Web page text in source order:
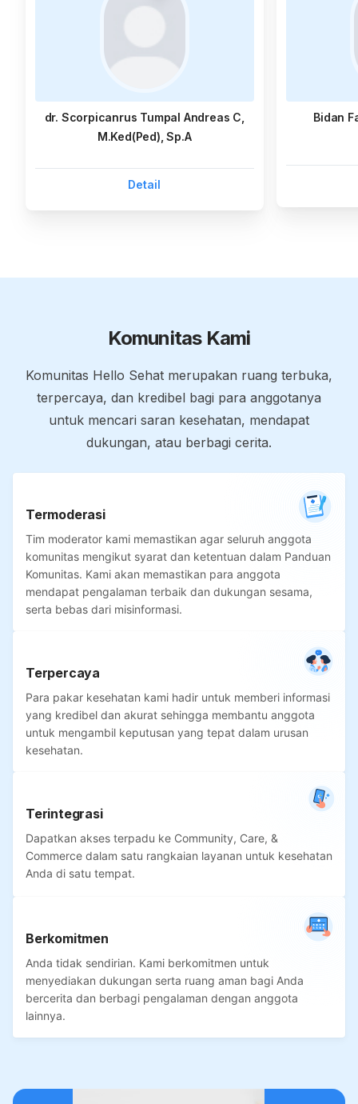
dr. Scorpicanrus Tumpal Andreas C,
M.Ked(Ped), Sp.A
Detail
Bidan
Komunitas Kami
Komunitas Hello Sehat merupakan ruang terbuka,
terpercaya, dan kredibel bagi para anggotanya
untuk mencari saran kesehatan, mendapat
dukungan, atau berbagi cerita.
Termoderasi
Tim moderator kami memastikan agar seluruh anggota
komunitas mengikut syarat dan ketentuan dalam Panduan
Komunitas. Kami akan memastikan para anggota
mendapat pengalaman terbaik dan dukungan sesama,
serta bebas dari misinformasi.
Terpercaya
Para pakar kesehatan kami hadir untuk memberi informasi
yang kredibel dan akurat sehingga membantu anggota
untuk mengambil keputusan yang tepat dalam urusan
kesehatan.
Terintegrasi
Dapatkan akses terpadu ke Community, Care, &
Commerce dalam satu rangkaian layanan untuk kesehatan
Anda di satu tempat.
Berkomitmen
Anda tidak sendirian. Kami berkomitmen untuk
menyediakan dukungan serta ruang aman bagi Anda
bercerita dan berbagi pengalaman dengan anggota
lainnya.